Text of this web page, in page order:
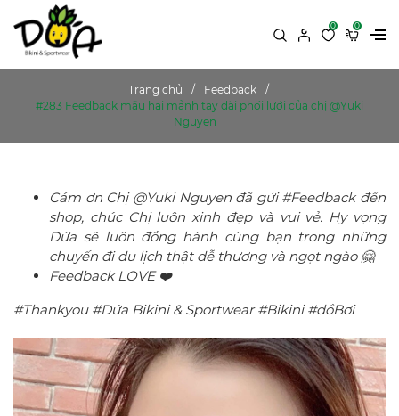
0 0
Trang chủ
Feedback
#283 Feedback mẫu hai mảnh tay dài phối lưới của chị @Yuki
Nguyen
Cám ơn Chị @Yuki Nguyen đã gửi #Feedback đến
shop, chúc Chị luôn xinh đẹp và vui vẻ. Hy vọng
Dứa sẽ luôn đồng hành cùng bạn trong những
chuyến đi du lịch thật dễ thương và ngọt ngào 🤗
Feedback LOVE ❤️
#Thankyou #Dứa Bikini & Sportwear #Bikini #đồBơi